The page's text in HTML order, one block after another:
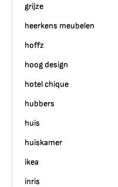
grijze
heerkens meubelen
hoffz
hoog design
hotel chique
hubbers
huis
huiskamer
ikea
inris